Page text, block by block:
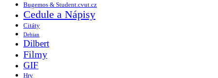
Bugemos & Student.cvut.cz
Cedule a Nápisy
Citáty
Debian
Dilbert
Filmy
GIF
Hry